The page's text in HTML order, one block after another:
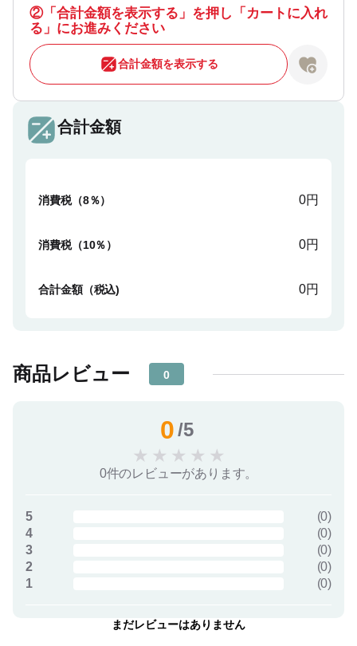
②「合計金額を表示する」を押し「カートに入れ
る」にお進みください
合計金額を表示する
合計金額
消費税（8％） 0円
消費税（10％） 0円
合計金額（税込) 0円
商品レビュー 0
0/5
★ ★ ★ ★ ★
0件のレビューがあります。
5 (0)
4
(0)
3
(0)
2
(0)
1
(0)
まだレビューはありません